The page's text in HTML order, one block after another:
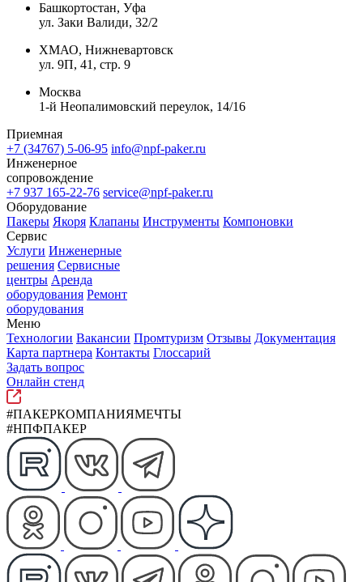
Башкортостан, Уфа
ул. Заки Валиди, 32/2
ХМАО, Нижневартовск
ул. 9П, 41, стр. 9
Москва
1-й Неопалимовский переулок, 14/16
Приемная
+7 (34767) 5-06-95 info@npf-paker.ru
Инженерное
сопровождение
+7 937 165-22-76 service@npf-paker.ru
Оборудование
Пакеры Якоря Клапаны Инструменты Компоновки
Сервис
Услуги Инженерные
решения Сервисные
центры Аренда
оборудования Ремонт
оборудования
Меню
Технологии Вакансии Промтуризм Отзывы Документация
Карта партнера Контакты Глоссарий
Задать вопрос
Онлайн стенд
#ПАКЕРКОМПАНИЯМЕЧТЫ
#НПФПАКЕР